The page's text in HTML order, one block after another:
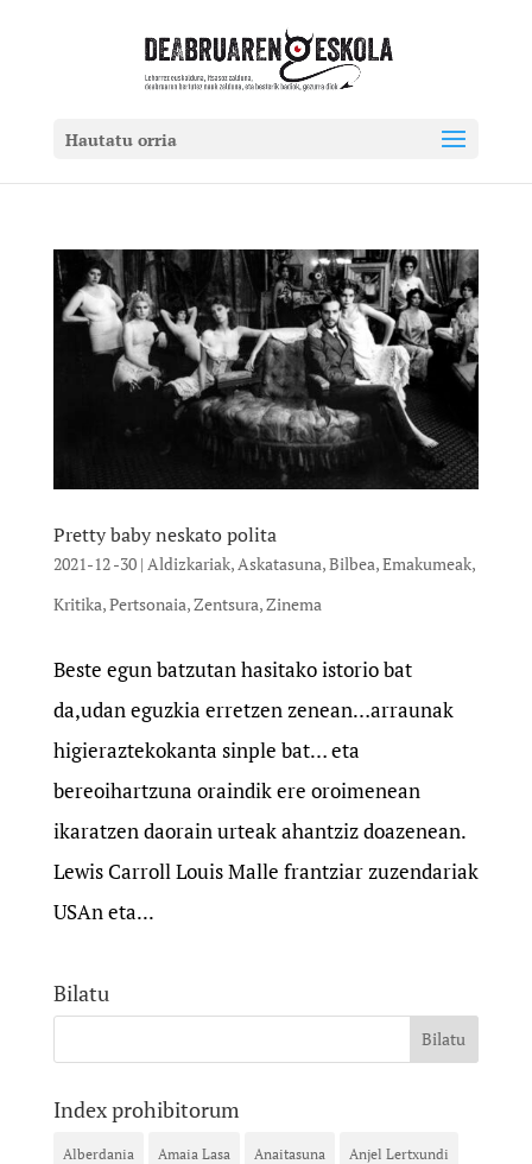
Hautatu orria
Pretty baby neskato polita
2021-12 -30| Aldizkariak, Askatasuna,Bilbea,Emakumeak,
Kritika,Pertsonaia,Zentsura,Zinema
Beste egun batzutan hasitako istorio bat
da,udan eguzkia erretzen zenean…arraunak
higieraztekokanta sinple bat… eta
bereoihartzuna oraindik ere oroimenean
ikaratzen daorain urteak ahantziz doazenean.
Lewis Carroll Louis Malle frantziar zuzendariak
USAn eta...
Bilatu
Index prohibitorum
Alberdania Amaia Lasa Anaitasuna Anjel Lertxundi